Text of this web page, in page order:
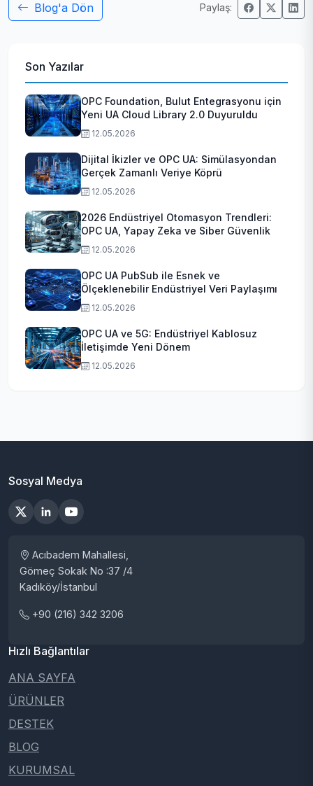
Blog'a Dön Paylaş:
Son Yazılar
OPC Foundation, Bulut Entegrasyonu için
Yeni UA Cloud Library 2.0 Duyuruldu
12.05.2026
Dijital İkizler ve OPC UA: Simülasyondan
Gerçek Zamanlı Veriye Köprü
12.05.2026
2026 Endüstriyel Otomasyon Trendleri:
OPC UA, Yapay Zeka ve Siber Güvenlik
12.05.2026
OPC UA PubSub ile Esnek ve
Ölçeklenebilir Endüstriyel Veri Paylaşımı
12.05.2026
OPC UA ve 5G: Endüstriyel Kablosuz
İletişimde Yeni Dönem
12.05.2026
Sosyal Medya
Acıbadem Mahallesi,
Gömeç Sokak No :37 /4
Kadıköy/İstanbul
+90 (216) 342 3206
Hızlı Bağlantılar
ANA SAYFA
ÜRÜNLER
DESTEK
BLOG
KURUMSAL